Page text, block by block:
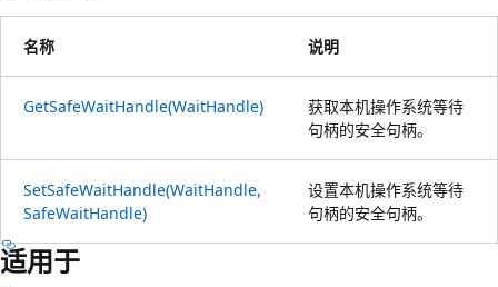
名称 说明
GetSafeWaitHandle(WaitHandle)
获取本机操作系统等待
句柄的安全句柄。
SetSafeWaitHandle(WaitHandle,
SafeWaitHandle)
设置本机操作系统等待
句柄的安全句柄。
适用于